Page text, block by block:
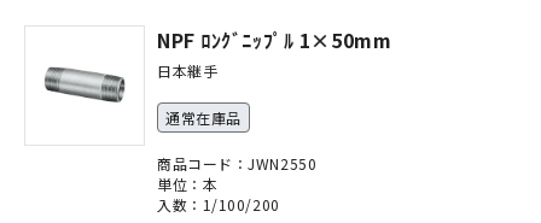
NPF ﾛﾝｸﾞﾆｯﾌﾟﾙ 1×50mm
日本継手
通常在庫品
商品コード：JWN2550
単位：本
入数：1/100/200